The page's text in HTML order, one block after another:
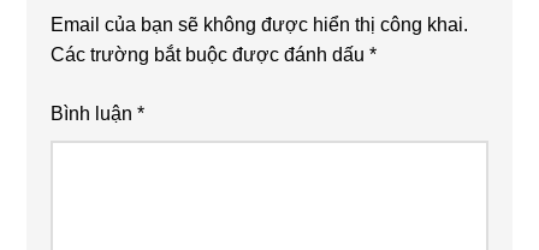
Email của bạn sẽ không được hiển thị công khai.
Các trường bắt buộc được đánh dấu*
Bình luận*